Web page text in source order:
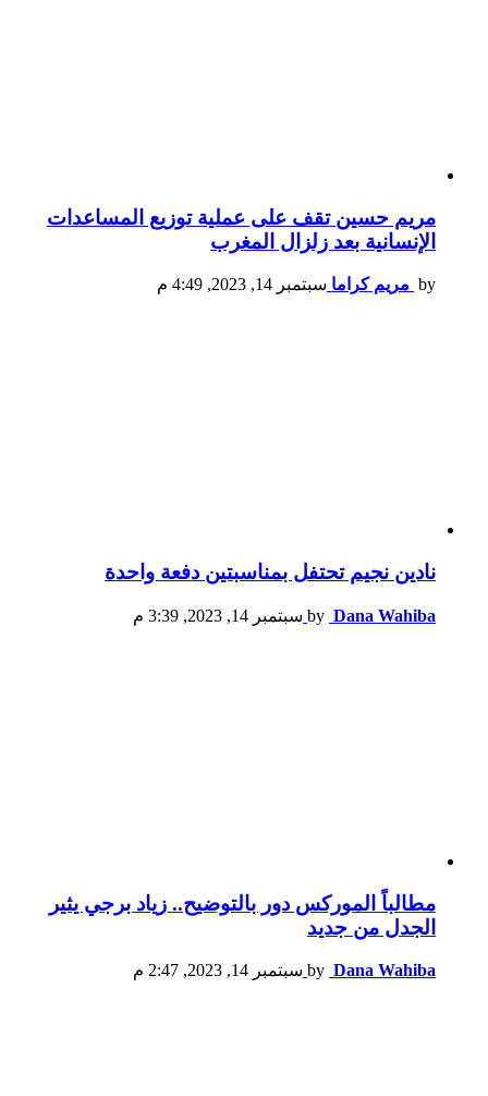
مريم حسين تقف على عملية توزيع المساعدات
الإنسانية بعد زلزال المغرب
by مريم كراما سبتمبر 14, 2023, 4:49 م
نادين نجيم تحتفل بمناسبتين دفعة واحدة
by Dana Wahiba سبتمبر 14, 2023, 3:39 م
مطالباً الموركس دور بالتوضيح.. زياد برجي يثير
الجدل من جديد
by Dana Wahiba سبتمبر 14, 2023, 2:47 م